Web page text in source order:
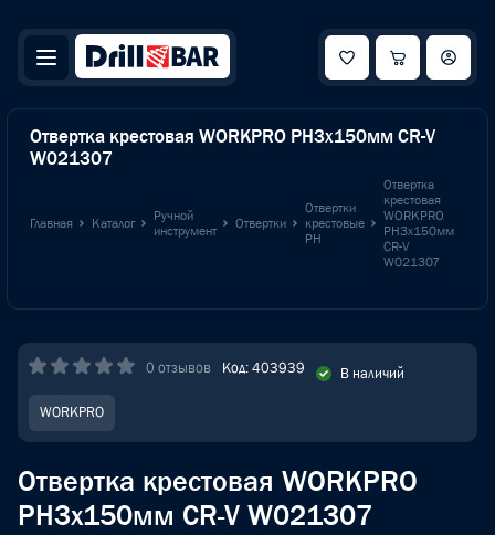
Отвертка крестовая WORKPRO PH3x150мм CR-V
W021307
Главная Каталог
Ручной
инструмент
Отвертки
Отвертки
крестовые
PH
Отвертка
крестовая
WORKPRO
PH3x150мм
CR-V
W021307
0 отзывов Код: 403939 В наличий
WORKPRO
Отвертка крестовая WORKPRO
PH3x150мм CR-V W021307